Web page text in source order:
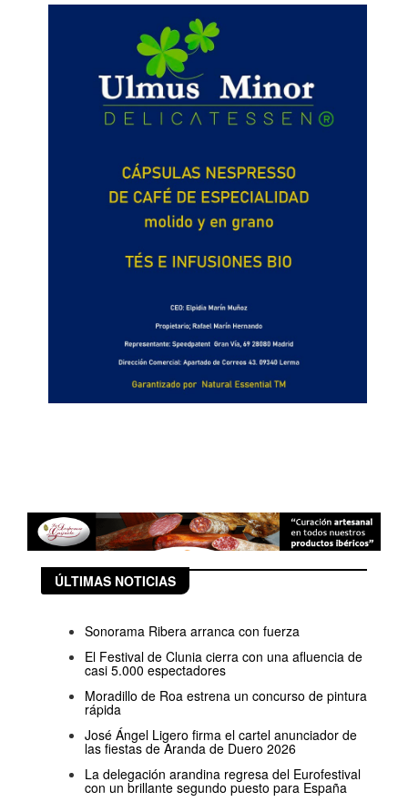
ÚLTIMAS NOTICIAS
Sonorama Ribera arranca con fuerza
El Festival de Clunia cierra con una afluencia de
casi 5.000 espectadores
Moradillo de Roa estrena un concurso de pintura
rápida
José Ángel Ligero firma el cartel anunciador de
las fiestas de Aranda de Duero 2026
La delegación arandina regresa del Eurofestival
con un brillante segundo puesto para España